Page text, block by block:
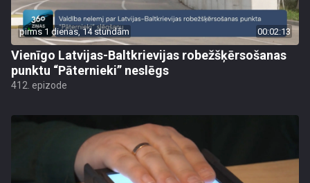
pirms 1 dienas, 14 stundām 00:02:13
Vienīgo Latvijas-Baltkrievijas robežšķērsošanas
punktu “Pāternieki” neslēgs
412. epizode